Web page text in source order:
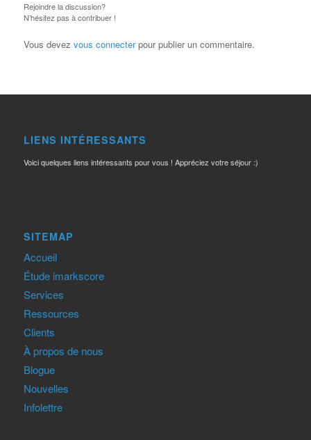
Rejoindre la discussion?
N’hésitez pas à contribuer !
Vous devez vous connecterpour publier un commentaire.
LIENS INTÉRESSANTS
Voici quelques liens intéressants pour vous ! Appréciez votre séjour :)
SITEMAP
Accueil
Étude imarkscore
Services
Ressources
Clients
À propos de nous
Blogue
Nouvelles
Infolettre